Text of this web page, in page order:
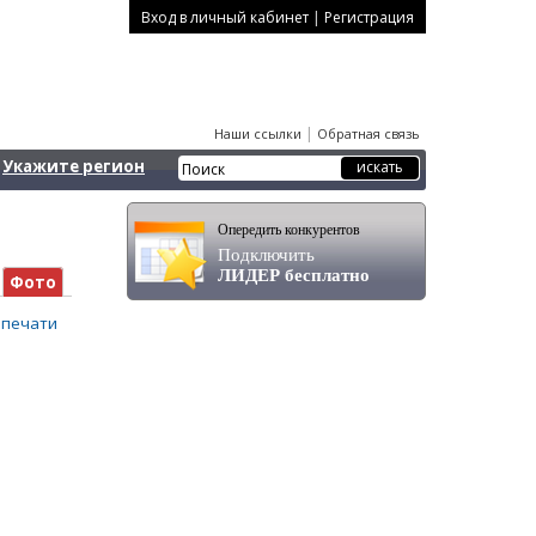
Вход в личный кабинет | Регистрация
Наши ссылки | Обратная связь
Укажите регион
Фото
Опередить конкурентов
Подключить
ЛИДЕР бесплатно